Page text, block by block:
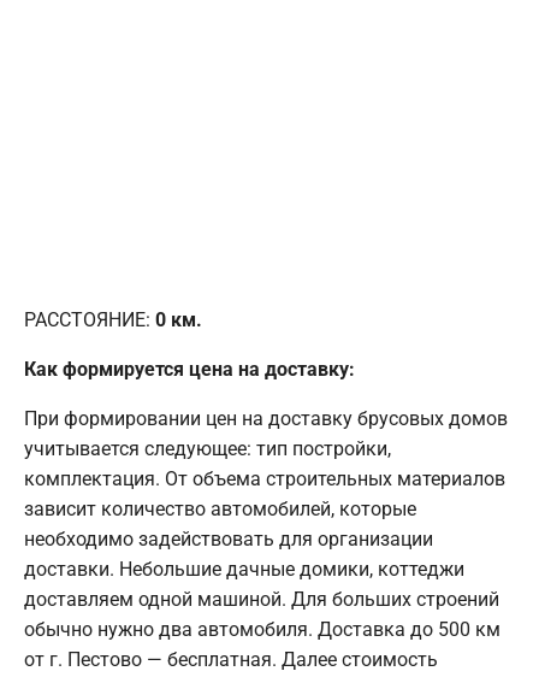
РАССТОЯНИЕ: 0 км.
Как формируется цена на доставку:
При формировании цен на доставку брусовых домов
учитывается следующее: тип постройки,
комплектация. От объема строительных материалов
зависит количество автомобилей, которые
необходимо задействовать для организации
доставки. Небольшие дачные домики, коттеджи
доставляем одной машиной. Для больших строений
обычно нужно два автомобиля. Доставка до 500 км
от г. Пестово — бесплатная. Далее стоимость